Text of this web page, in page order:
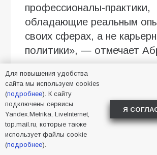
профессионалы-практики,
обладающие реальным
своих сферах, а не
политики», — отмечает
Говоря о расстановке сил,
прогнозирует уверенное
«Единой России»
социологических
основная интрига кампании
развернётся в борьбе за
Для повышения удобства
сайта мы используем cookies
(подробнее). К сайту
подключены сервисы
Yandex.Metrika, LiveInternet,
top.mail.ru, которые также
использует файлы cookie
(подробнее).
Я